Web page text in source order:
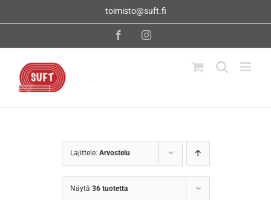
toimisto@suft.fi
FacebookInstagram
Lajittele: Arvostelu
Näytä 36 tuotetta